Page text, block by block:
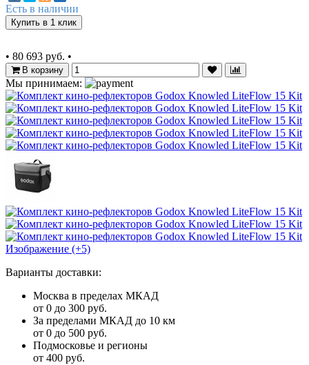
Есть в наличии
Купить в 1 клик
• 80 693 руб. •
В корзину
Мы принимаем:
Изображение (+5)
Варианты доставки:
Москва в пределах МКАД
от 0 до 300 руб.
За пределами МКАД до 10 км
от 0 до 500 руб.
Подмосковье и регионы
от 400 руб.